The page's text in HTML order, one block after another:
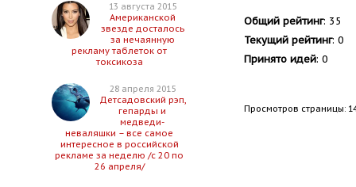
13 августа 2015
Американской
звезде досталось
за нечаянную
рекламу таблеток от
токсикоза
28 апреля 2015
Детсадовский рэп,
гепарды и
медведи-
неваляшки – все самое
интересное в российской
рекламе за неделю /с 20 по
26 апреля/
Общий рейтинг: 35
Текущий рейтинг: 0
Принято идей: 0
Просмотров страницы: